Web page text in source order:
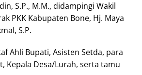
S.P., M.M., didampingi Wakil
PKK Kabupaten Bone, Hj. Maya
S.P.
Ahli Bupati, Asisten Setda, para
Kepala Desa/Lurah, serta tamu